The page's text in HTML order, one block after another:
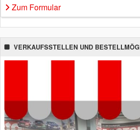
Zum Formular
VERKAUFSSTELLEN UND